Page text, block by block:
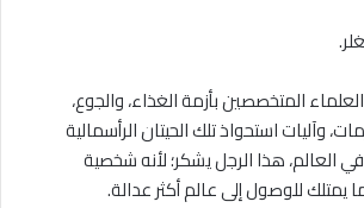
المتخصصين بأزمة الغذاء، والجوع،
وآليات استحواذ تلك الحيتان الرأسمالية
العالم، هذا الرجل يشكر؛ لأنه شخصية
للوصول إلى عالم أكثر عدالة.